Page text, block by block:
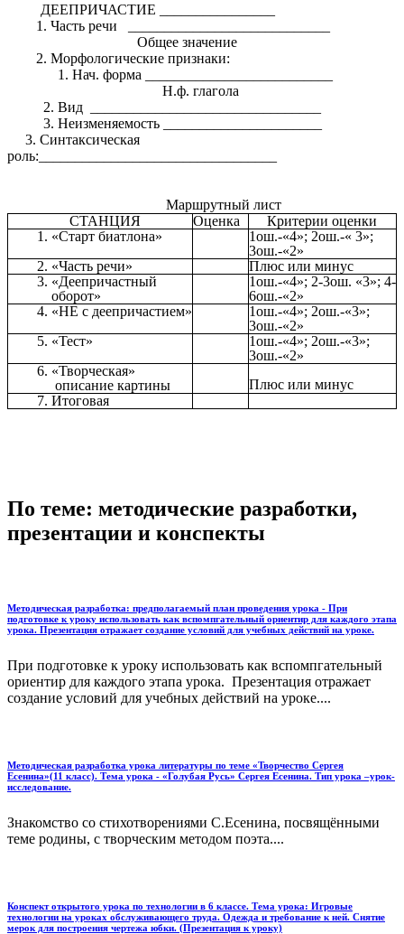
ДЕЕПРИЧАСТИЕ ________________
Часть речи ____________________________
Общее значение
Морфологические признаки:
Нач. форма __________________________
Н.ф. глагола
2. Вид ________________________________
3. Неизменяемость ______________________
3. Синтаксическая
роль:_________________________________
Маршрутный лист
СТАНЦИЯ
Оценка
Критерии оценки
«Старт биатлона»
1ош.-«4»; 2ош.-« 3»;
3ош.-«2»
«Часть речи»
Плюс или минус
«Деепричастный
оборот»
1ош.-«4»; 2-3ош. «3»; 4-
6ош.-«2»
«НЕ с деепричастием»
1ош.-«4»; 2ош.-«3»;
3ош.-«2»
«Тест»
1ош.-«4»; 2ош.-«3»;
3ош.-«2»
«Творческая»
описание картины
Плюс или минус
Итоговая
По теме: методические разработки,
презентации и конспекты
Методическая разработка: предполагаемый план проведения урока - При
подготовке к уроку использовать как вспомпгательный ориентир для каждого этапа
урока. Презентация отражает создание условий для учебных действий на уроке.
При подготовке к уроку использовать как вспомпгательный
ориентир для каждого этапа урока. Презентация отражает
создание условий для учебных действий на уроке....
Методическая разработка урока литературы по теме «Творчество Сергея
Есенина»(11 класс). Тема урока - «Голубая Русь» Сергея Есенина. Тип урока –урок-
исследование.
Знакомство со стихотворениями С.Есенина, посвящёнными
теме родины, с творческим методом поэта....
Конспект открытого урока по технологии в 6 классе. Тема урока: Игровые
технологии на уроках обслуживающего труда. Одежда и требование к ней. Снятие
мерок для построения чертежа юбки. (Презентация к уроку)